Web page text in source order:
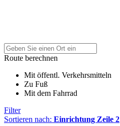
Route berechnen
Mit öffentl. Verkehrsmitteln
Zu Fuß
Mit dem Fahrrad
Filter
Sortieren nach: Einrichtung Zeile 2